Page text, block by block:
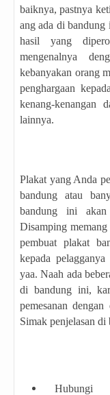
baiknya, pastnya
ang ada di bandung
hasil yang
mengenalnya
kebanyakan orang
penghargaan
kenang-kenangan
lainnya.
Plakat yang Anda
bandung atau
bandung ini akan
Disamping
pembuat plakat
kepada
yaa. Naah ada
di bandung ini,
pemesanan
Simak penjelasan di